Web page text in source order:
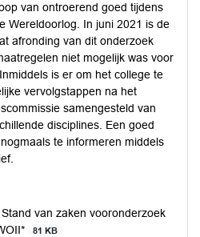
van ontroerend goed tijdens
Wereldoorlog. In juni 2021 is de
afronding van dit onderzoek
niet mogelijk was voor
is er om het college te
vervolgstappen na het
samengesteld van
disciplines. Een goed
te informeren middels
van zaken vooronderzoek
81 KB